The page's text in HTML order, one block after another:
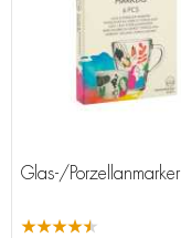
Glas-/Porzellanmarker
★★★★★